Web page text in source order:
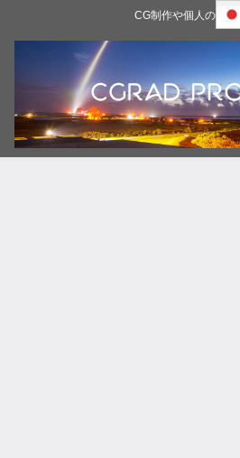
CG制作や個人の雑記